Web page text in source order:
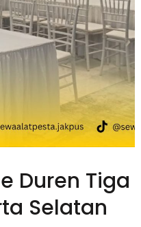
Duren Tiga
Selatan